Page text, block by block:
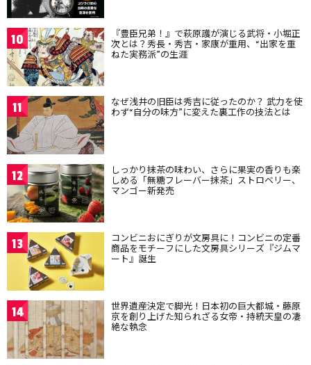
10 『豊臣兄弟！』で萩原護が演じる武将・小堀正
次とは？秀長・秀吉・家康が重用、“出家を重
ねた実務派”の生涯
11 なぜ浅井の旧臣は秀吉に従ったのか？ 武力を使
わず“自分の味方”に変えた裏工作の技法とは
12 しっかり抹茶の味わい、さらに果実の香りも楽
しめる「無糖フレーバー抹茶」ストロベリー、
マンゴー新発売
13 コンビニおにぎりが文房具に！コンビニの定番
商品をモチーフにした文房具シリーズ『ジムマ
ート』誕生
14 世界遺産決定で脚光！日本初の巨大都城・藤原
京を創り上げた知られざる女帝・持統天皇の凄
絶な執念